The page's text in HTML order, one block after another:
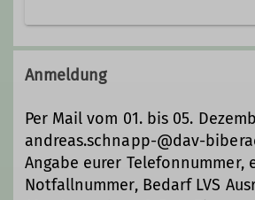
Die
unserer Sektion
der Wintermonate
Schneeschuhtouren in
Schwierigkeitsgraden,
heimischen Allgäu, im
im Bregenzer Wald und
Anmeldung
Per Mail vom 01. bis 05.
andreas.schnapp-@dav-
Angabe eurer Telefonnummer,
Notfallnummer, Bedarf LVS